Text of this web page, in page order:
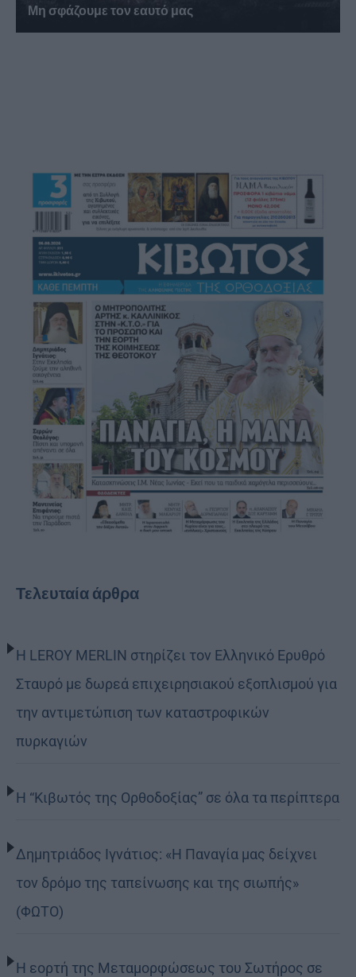
Μη σφάζουμε τον εαυτό μας
Τελευταία άρθρα
Η LEROY MERLIN στηρίζει τον Ελληνικό Ερυθρό
Σταυρό με δωρεά επιχειρησιακού εξοπλισμού για
την αντιμετώπιση των καταστροφικών
πυρκαγιών
Η “Κιβωτός της Ορθοδοξίας” σε όλα τα περίπτερα
Δημητριάδος Ιγνάτιος: «Η Παναγία μας δείχνει
τον δρόμο της ταπείνωσης και της σιωπής»
(ΦΩΤΟ)
Η εορτή της Μεταμορφώσεως του Σωτήρος σε